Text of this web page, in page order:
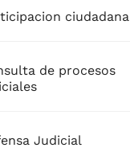
ciudadana
de procesos
Judicial